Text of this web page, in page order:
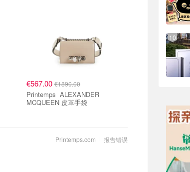
€567.00 €1890.00
Printemps ALEXANDER
MCQUEEN 皮革手袋
报告错误
Printemps.com